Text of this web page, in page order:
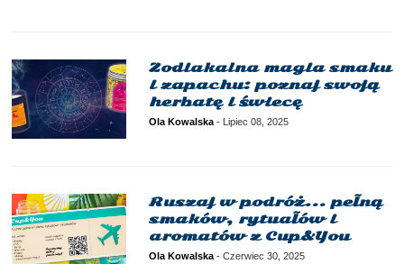
Zodiakalna magia smaku
i zapachu: poznaj swoją
herbatę i świecę
Ola Kowalska - Lipiec 08, 2025
Ruszaj w podróż... pełną
smaków, rytuałów i
aromatów z Cup&You
Ola Kowalska - Czerwiec 30, 2025